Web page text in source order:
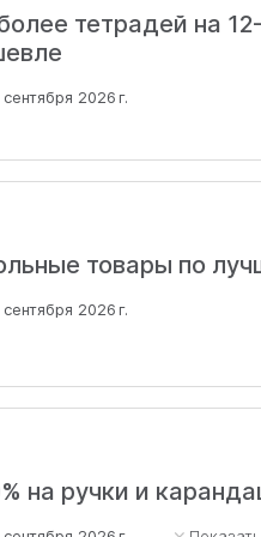
тетрадей на
2026 г.
товары по
2026 г.
на ручки и